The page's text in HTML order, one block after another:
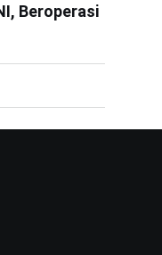
Beroperasi